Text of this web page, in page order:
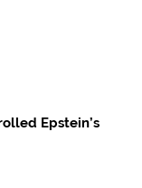
Epstein’s